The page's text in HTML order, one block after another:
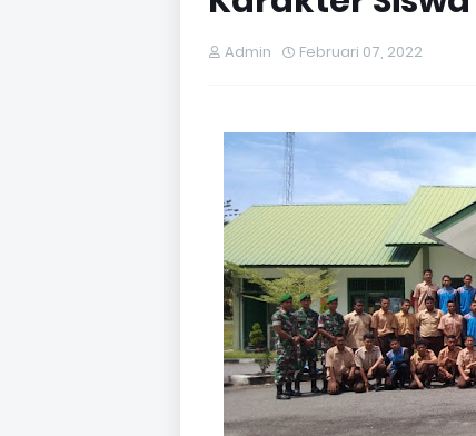
Admin Februari 07, 2022